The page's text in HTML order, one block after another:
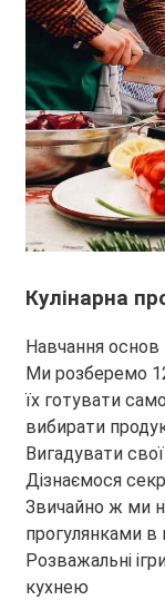
Кулінарна
Навчання основ
Ми розберемо
їх готувати
вибирати
Вигадувати
Дізнаємося
Звичайно ж ми
прогулянками в
Розважальні
кухнею